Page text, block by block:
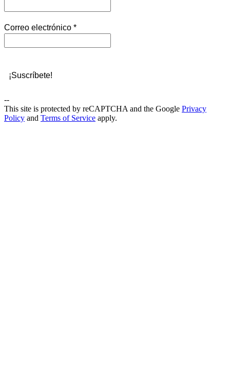
Correo electrónico *
--
This site is protected by reCAPTCHA and the Google Privacy
Policy and Terms of Service apply.